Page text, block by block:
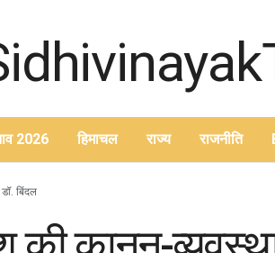
2026 हिमाचल राज्य राजनीति
बिंदल